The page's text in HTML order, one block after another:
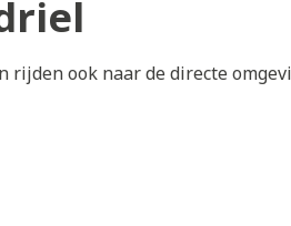
ook naar de directe